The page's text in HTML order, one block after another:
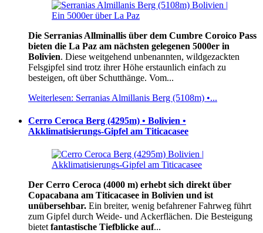
Die Serranias Allminallis über dem Cumbre Coroico Pass
bieten die La Paz am nächsten gelegenen 5000er in
Bolivien. Diese weitgehend unbenannten, wildgezackten
Felsgipfel sind trotz ihrer Höhe erstaunlich einfach zu
besteigen, oft über Schutthänge. Vom...
Weiterlesen: Serranias Almillanis Berg (5108m) •...
Cerro Ceroca Berg (4295m) • Bolivien •
Akklimatisierungs-Gipfel am Titicacasee
Der Cerro Ceroca (4000 m) erhebt sich direkt über
Copacabana am Titicacasee in Bolivien und ist
unübersehbar. Ein breiter, wenig befahrener Fahrweg führt
zum Gipfel durch Weide- und Ackerflächen. Die Besteigung
bietet fantastische Tiefblicke auf...